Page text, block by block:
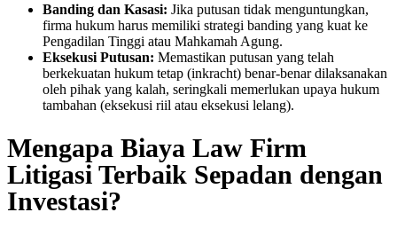
Banding dan Kasasi: Jika putusan tidak menguntungkan,
firma hukum harus memiliki strategi banding yang kuat ke
Pengadilan Tinggi atau Mahkamah Agung.
Eksekusi Putusan: Memastikan putusan yang telah
berkekuatan hukum tetap (inkracht) benar-benar dilaksanakan
oleh pihak yang kalah, seringkali memerlukan upaya hukum
tambahan (eksekusi riil atau eksekusi lelang).
Mengapa Biaya Law Firm
Litigasi Terbaik Sepadan dengan
Investasi?